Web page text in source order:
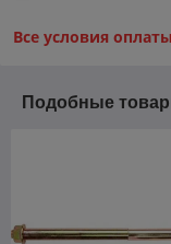
Все условия оплаты
Подобные